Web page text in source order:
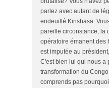
parlez avec autant de
endeuillé Kinshasa.
pareille circonstance, la
opératoire émanent des
est imputée au
C'est bien lui qui nous a
transformation du
comprends pas